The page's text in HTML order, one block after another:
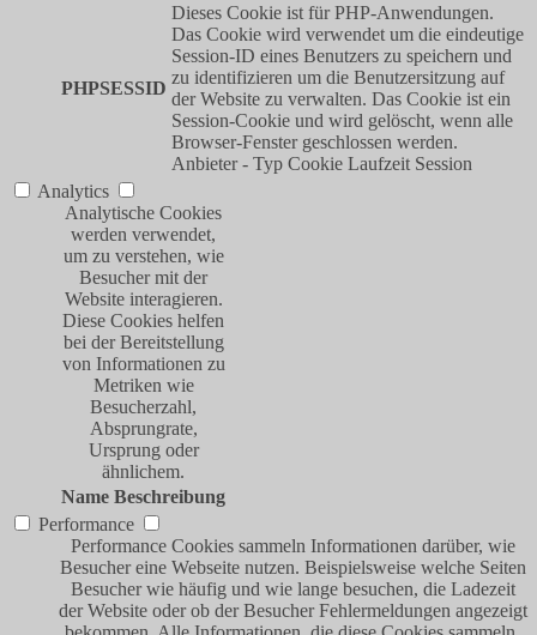
PHPSESSID
Dieses Cookie ist für PHP-Anwendungen.
Das Cookie wird verwendet um die eindeutige
Session-ID eines Benutzers zu speichern und
zu identifizieren um die Benutzersitzung auf
der Website zu verwalten. Das Cookie ist ein
Session-Cookie und wird gelöscht, wenn alle
Browser-Fenster geschlossen werden.
Anbieter - Typ Cookie Laufzeit Session
Analytics
Analytische Cookies
werden verwendet,
um zu verstehen, wie
Besucher mit der
Website interagieren.
Diese Cookies helfen
bei der Bereitstellung
von Informationen zu
Metriken wie
Besucherzahl,
Absprungrate,
Ursprung oder
ähnlichem.
Name Beschreibung
Performance
Performance Cookies sammeln Informationen darüber, wie
Besucher eine Webseite nutzen. Beispielsweise welche Seiten
Besucher wie häufig und wie lange besuchen, die Ladezeit
der Website oder ob der Besucher Fehlermeldungen angezeigt